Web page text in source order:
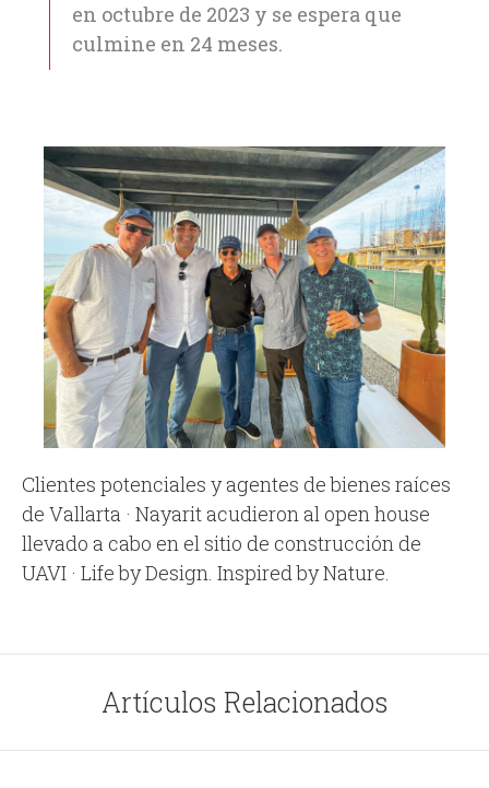
en octubre de 2023 y se espera que
culmine en 24 meses.
Clientes potenciales y agentes de bienes raíces
de Vallarta · Nayarit acudieron al open house
llevado a cabo en el sitio de construcción de
UAVI · Life by Design. Inspired by Nature.
Artículos Relacionados